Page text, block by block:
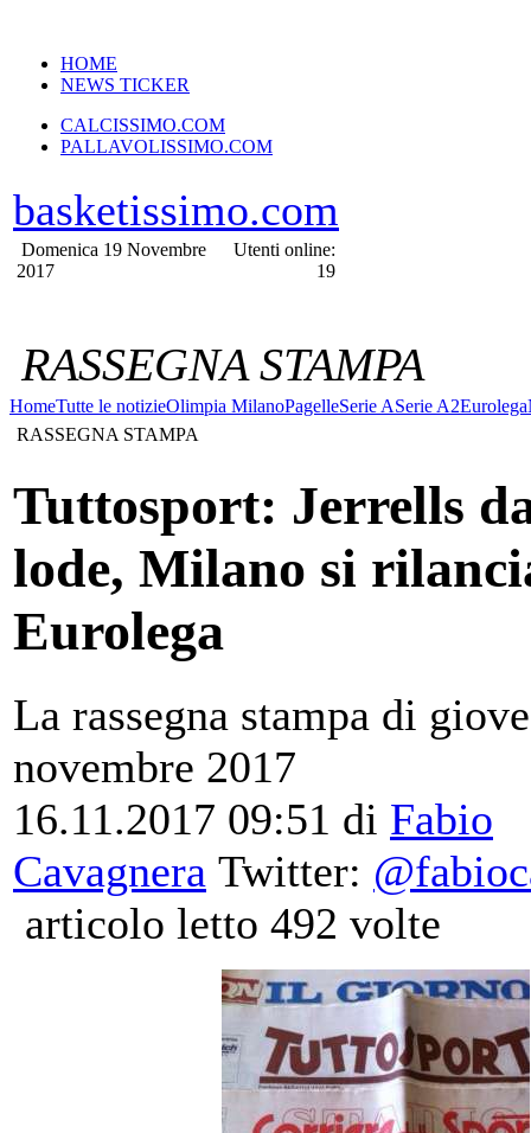
HOME
NEWS TICKER
CALCISSIMO.COM
PALLAVOLISSIMO.COM
basketissimo.com
Domenica 19 Novembre
2017
Utenti online:
19
RASSEGNA STAMPA
HomeTutte le notizieOlimpia MilanoPagelleSerie ASerie A2Eurolega
RASSEGNA STAMPA
Tuttosport: Jerrells
lode, Milano si
Eurolega
La rassegna stampa di
novembre 2017
16.11.2017 09:51 di Fabio
Cavagnera Twitter:
articolo letto 492 volte